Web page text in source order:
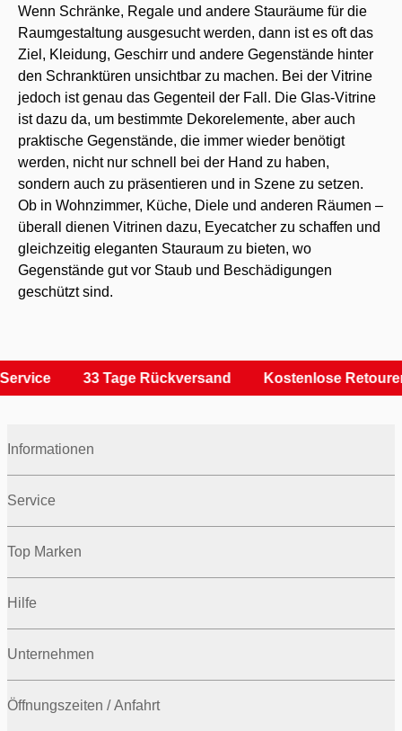
Wenn Schränke, Regale und andere Stauräume für die
Raumgestaltung ausgesucht werden, dann ist es oft das
Ziel, Kleidung, Geschirr und andere Gegenstände hinter
den Schranktüren unsichtbar zu machen. Bei der Vitrine
jedoch ist genau das Gegenteil der Fall. Die Glas-Vitrine
ist dazu da, um bestimmte Dekorelemente, aber auch
praktische Gegenstände, die immer wieder benötigt
werden, nicht nur schnell bei der Hand zu haben,
sondern auch zu präsentieren und in Szene zu setzen.
Ob in Wohnzimmer, Küche, Diele und anderen Räumen –
überall dienen Vitrinen dazu, Eyecatcher zu schaffen und
gleichzeitig eleganten Stauraum zu bieten, wo
Gegenstände gut vor Staub und Beschädigungen
geschützt sind.
33 Tage Rückversand Kostenlose Retouren
Informationen
Service
Top Marken
Hilfe
Unternehmen
Öffnungszeiten / Anfahrt